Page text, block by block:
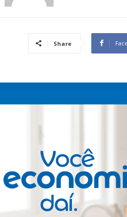
Share